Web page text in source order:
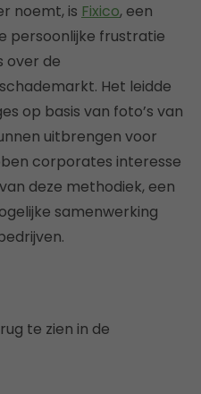
noemt, is Fixico, een
persoonlijke frustratie
over de
Het leidde
op basis van foto’s van
uitbrengen voor
corporates interesse
deze methodiek, een
samenwerking
te zien in de